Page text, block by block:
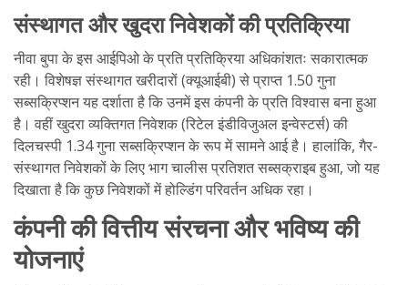
संस्थागत और खुदरा निवेशकों की प्रतिक्रिया
नीवा बुपा के इस आईपिओ के प्रति प्रतिक्रिया अधिकांशतः सकारात्मक
रही। विशेषज्ञ संस्थागत खरीदारों (क्यूआईबी) से प्राप्त 1.50 गुना
सब्सक्रिप्शन यह दर्शाता है कि उनमें इस कंपनी के प्रति विश्वास बना हुआ
है। वहीं खुदरा व्यक्तिगत निवेशक (रिटेल इंडीविजुअल इन्वेस्टर्स) की
दिलचस्पी 1.34 गुना सब्सक्रिप्शन के रूप में सामने आई है। हालांकि, गैर-
संस्थागत निवेशकों के लिए भाग चालीस प्रतिशत सब्सक्राइब हुआ, जो यह
दिखाता है कि कुछ निवेशकों में होल्डिंग परिवर्तन अधिक रहा।
कंपनी की वित्तीय संरचना और भविष्य की
योजनाएं